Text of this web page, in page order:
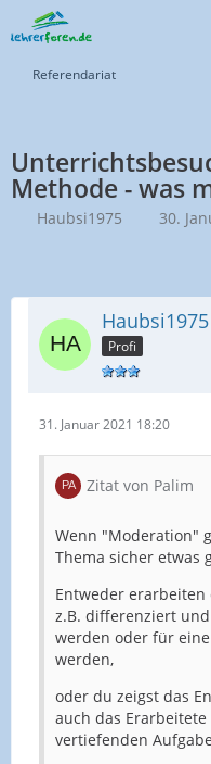
Referendariat
Methode - was
Haubsi1975 30.
Haubsi1975
Profi
31. Januar 2021 18:20
Zitat von Palim
Wenn "Moderation"
Thema sicher etwas
Entweder
z.B. differenziert
werden oder für
werden,
oder du zeigst das
auch das
vertiefenden